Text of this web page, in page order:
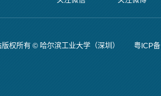
所有 © 哈尔滨工业大学（深圳） 粤ICP备